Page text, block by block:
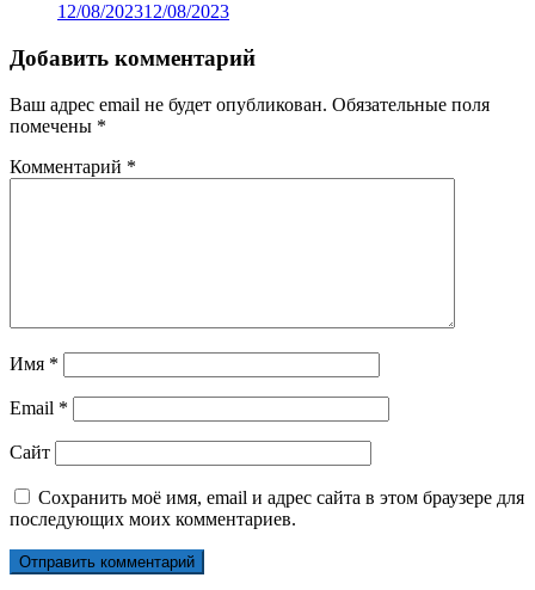
12/08/202312/08/2023
Добавить комментарий
Ваш адрес email не будет опубликован. Обязательные поля
помечены *
Комментарий *
Имя *
Email *
Сайт
Сохранить моё имя, email и адрес сайта в этом браузере для
последующих моих комментариев.